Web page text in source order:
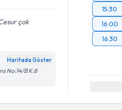
çok
Haritada Göster
No:14/B K:8
15:30
16:00
16:30